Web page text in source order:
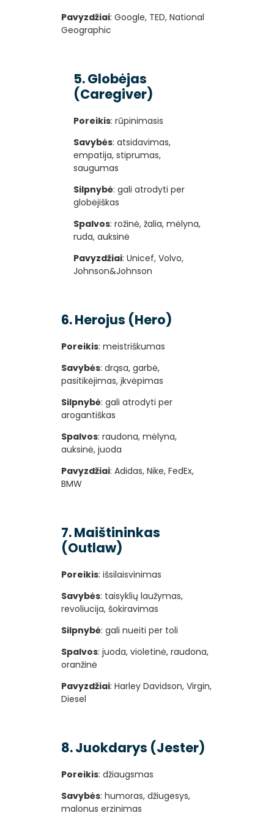
Pavyzdžiai: Google, TED, National
Geographic
5. Globėjas
(Caregiver)
Poreikis: rūpinimasis
Savybės: atsidavimas,
empatija, stiprumas,
saugumas
Silpnybė: gali atrodyti per
globėjiškas
Spalvos: rožinė, žalia, mėlyna,
ruda, auksinė
Pavyzdžiai: Unicef, Volvo,
Johnson&Johnson
6. Herojus (Hero)
Poreikis: meistriškumas
Savybės: drąsa, garbė,
pasitikėjimas, įkvėpimas
Silpnybė: gali atrodyti per
arogantiškas
Spalvos: raudona, mėlyna,
auksinė, juoda
Pavyzdžiai: Adidas, Nike, FedEx,
BMW
7. Maištininkas
(Outlaw)
Poreikis: išsilaisvinimas
Savybės: taisyklių laužymas,
revoliucija, šokiravimas
Silpnybė: gali nueiti per toli
Spalvos: juoda, violetinė, raudona,
oranžinė
Pavyzdžiai: Harley Davidson, Virgin,
Diesel
8. Juokdarys (Jester)
Poreikis: džiaugsmas
Savybės: humoras, džiugesys,
malonus erzinimas